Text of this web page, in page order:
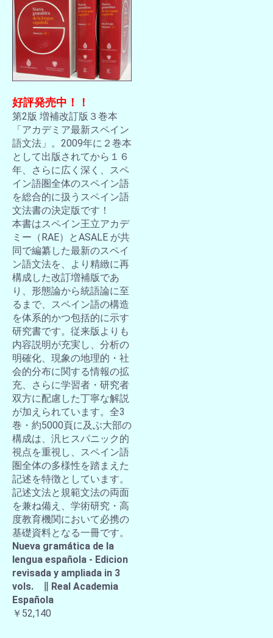
好評発売中！！
第2版 増補改訂版３巻本
「アカデミア最新スペイン
語文法」。2009年に２巻本
として出版されてから１６
年、さらに広く深く、スペ
イン語圏全体のスペイン語
を総合的に扱うスペイン語
文法書の決定版です！
本書はスペイン王立アカデ
ミー（RAE）とASALE が共
同で編纂した最新のスペイ
ン語文法を、より精緻に再
構成した改訂増補版であ
り、形態論から統語論に至
るまで、スペイン語の構造
を体系的かつ包括的に示す
研究書です。従来版よりも
内容説明が充実し、分析の
明確化、現象の地理的・社
会的分布に関する情報の拡
充、さらに学習者・研究者
双方に配慮した丁寧な解説
が加えられています。全3
巻・約5000頁に及ぶ大部の
構成は、汎ヒスパニック的
視点を重視し、スペイン語
圏全体の多様性を踏まえた
記述を特徴としています。
記述文法と規範文法の両面
を兼ね備え、学術研究・高
度教育機関において必携の
基礎資料となる一冊です。
Nueva gramática de la
lengua española - Edicion
revisada y ampliada in 3
vols. ∥ Real Academia
Española
￥52,140